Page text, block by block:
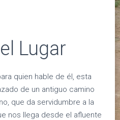
Lugar
quien hable de él, esta
de un antiguo camino
que da servidumbre a la
nos llega desde el afluente